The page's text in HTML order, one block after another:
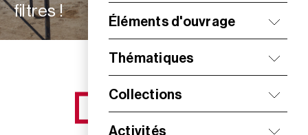
Éléments d'ouvrage
Thématiques
Collections
Activités
filtres !
NOS NOUVEAUTÉS